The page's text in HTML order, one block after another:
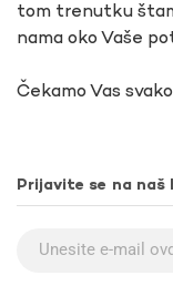
tom trenutku
nama oko Vaše
Čekamo Vas
Prijavite se na naš